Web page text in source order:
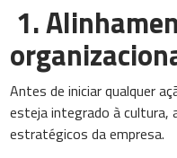
1.
Antes de iniciar qualquer
esteja integrado à cultura,
estratégicos da empresa.